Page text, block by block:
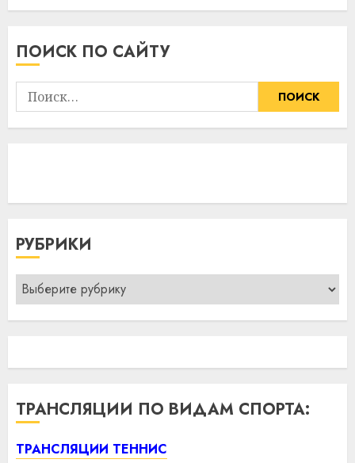
ПОИСК ПО САЙТУ
Найти:
РУБРИКИ
Рубрики
ТРАНСЛЯЦИИ ПО ВИДАМ СПОРТА:
ТРАНСЛЯЦИИ ТЕННИС